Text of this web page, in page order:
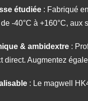
étudiée : Fabriqué
-40°C à +160°C,
& ambidextre :
direct. Augmentez
: Le magwell